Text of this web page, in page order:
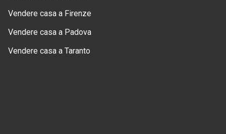
Vendere casa a Firenze
Vendere casa a Padova
Vendere casa a Taranto